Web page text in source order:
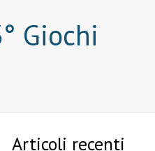
Giochi
Articoli recenti